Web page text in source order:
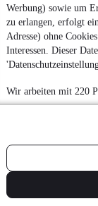
Werbung) sowie um
zu erlangen, erfolgt
Adresse) ohne
Interessen. Dieser
Wir arbeiten mit 220